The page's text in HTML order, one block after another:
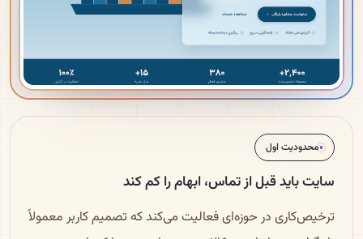
محدودیت اول
سایت باید قبل از تماس، ابهام را کم کند
ترخیص‌کاری در حوزه‌ای فعالیت می‌کند که تصمیم کاربر معمولاً